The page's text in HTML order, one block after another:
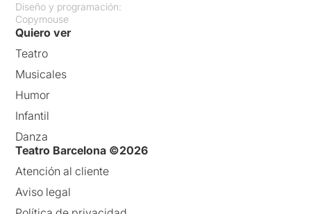
Diseño y programación:
Copymouse
Quiero ver
Teatro
Musicales
Humor
Infantil
Danza
Teatro Barcelona ©2026
Atención al cliente
Aviso legal